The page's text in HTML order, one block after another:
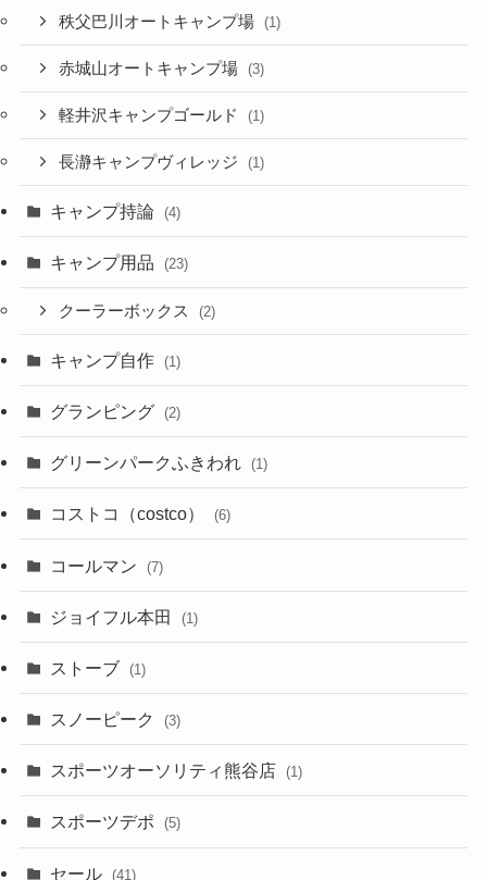
秩父巴川オートキャンプ場 (1)
赤城山オートキャンプ場 (3)
軽井沢キャンプゴールド (1)
長瀞キャンプヴィレッジ (1)
キャンプ持論 (4)
キャンプ用品 (23)
クーラーボックス (2)
キャンプ自作 (1)
グランピング (2)
グリーンパークふきわれ (1)
コストコ（costco） (6)
コールマン (7)
ジョイフル本田 (1)
ストーブ (1)
スノーピーク (3)
スポーツオーソリティ熊谷店 (1)
スポーツデポ (5)
セール (41)